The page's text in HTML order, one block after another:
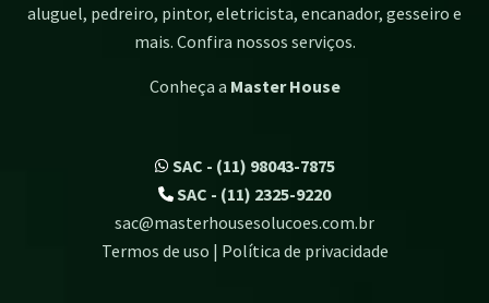
aluguel, pedreiro, pintor, eletricista, encanador, gesseiro e
mais. Confira nossos serviços.
Conheça a Master House
SAC - (11) 98043-7875
SAC - (11) 2325-9220
sac@masterhousesolucoes.com.br
Termos de uso | Política de privacidade